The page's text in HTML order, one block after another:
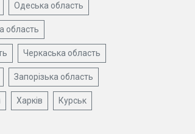
Одеська область
область
Черкаська область
Запорізька область
Харків Курськ